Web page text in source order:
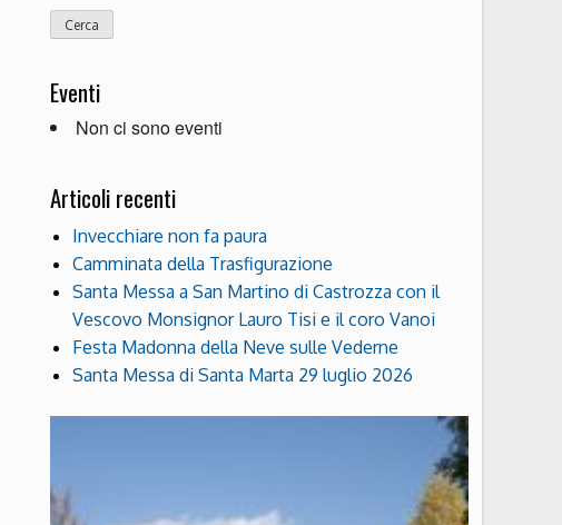
Eventi
Non ci sono eventi
Articoli recenti
Invecchiare non fa paura
Camminata della Trasfigurazione
Santa Messa a San Martino di Castrozza con il
Vescovo Monsignor Lauro Tisi e il coro Vanoi
Festa Madonna della Neve sulle Vederne
Santa Messa di Santa Marta 29 luglio 2026